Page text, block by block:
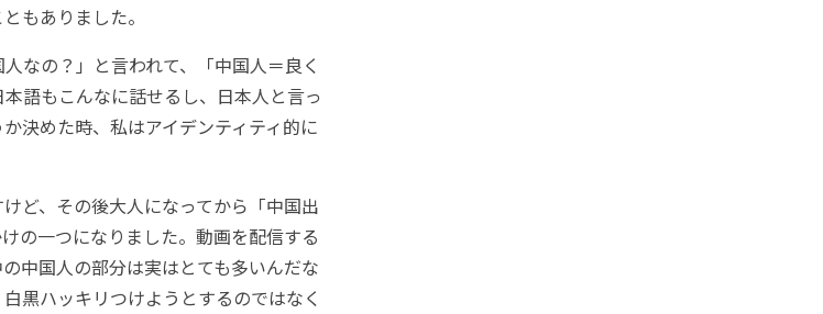
もありました。
なの？」と言われて、「中国人＝良く
語もこんなに話せるし、日本人と言っ
決めた時、私はアイデンティティ的に
ど、その後大人になってから「中国出
の一つになりました。動画を配信する
中国人の部分は実はとても多いんだな
黒ハッキリつけようとするのではなく